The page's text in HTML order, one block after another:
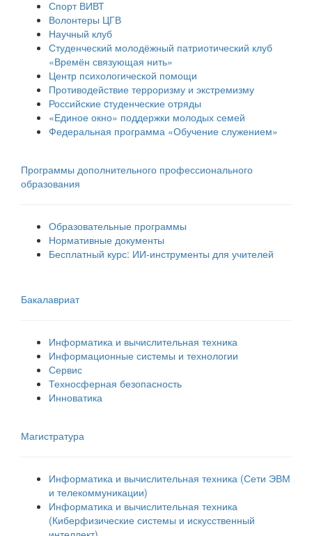
Спорт ВИВТ
Волонтеры ЦГВ
Научный клуб
Студенческий молодёжный патриотический клуб
«Времён связующая нить»
Центр психологической помощи
Противодействие терроризму и экстремизму
Российские cтуденческие отряды
«Единое окно» поддержки молодых семей
Федеральная программа «Обучение служением»
Программы дополнительного профессионального
образования
Образовательные программы
Нормативные документы
Бесплатный курс: ИИ‑инструменты для учителей
Бакалавриат
Информатика и вычислительная техника
Информационные системы и технологии
Сервис
Техносферная безопасность
Инноватика
Магистратура
Информатика и вычислительная техника (Сети ЭВМ
и телекоммуникации)
Информатика и вычислительная техника
(Киберфизические системы и искусственный